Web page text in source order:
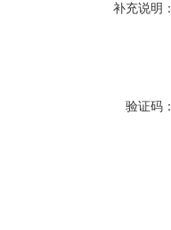
补充说明：
验证码：